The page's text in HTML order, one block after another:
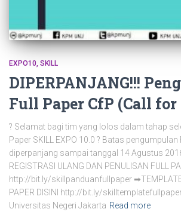
EXPO10 SKILL
DIPERPANJANG!!!
Full Paper CfP (Call for
? Selamat bagi tim yang lolos dalam tahap
Paper SKILL EXPO 10.0 ? Batas pengumpulan
diperpanjang sampai tanggal 14 Agustus
REGISTRASI ULANG DAN PENULISAN FULL
http://bit.ly/skillpanduanfullpaper ➡TEMPLATE
PAPER DISINI http://bit.ly/
Universitas Negeri Jakarta Read more